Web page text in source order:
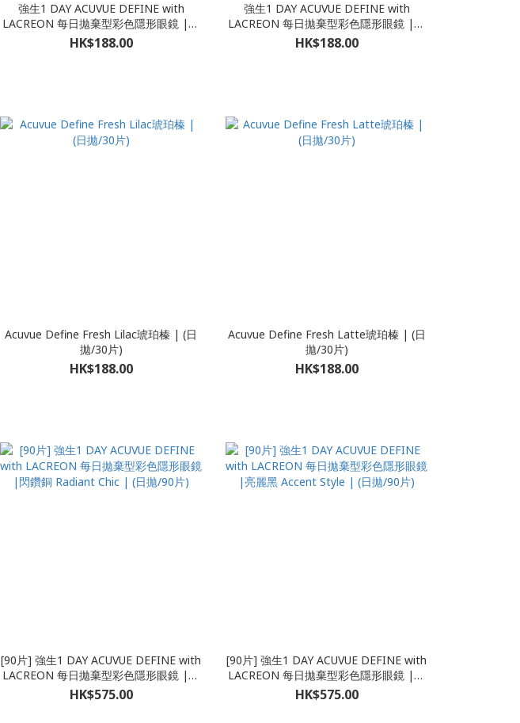
強生1 DAY ACUVUE DEFINE with
LACREON 每日拋棄型彩色隱形眼鏡 |閃
鑽棕 Radiant Sweet | (日拋/30片)
HK$188.00
強生1 DAY ACUVUE DEFINE with
LACREON 每日拋棄型彩色隱形眼鏡 |閃
亮金 NATURAL SHINE | (日拋/30片)
HK$188.00
Acuvue Define Fresh Lilac琥珀榛 | (日
拋/30片)
HK$188.00
Acuvue Define Fresh Latte琥珀榛 | (日
拋/30片)
HK$188.00
[90片] 強生1 DAY ACUVUE DEFINE with
LACREON 每日拋棄型彩色隱形眼鏡 |閃
鑽銅 Radiant Chic | (日拋/90片)
HK$575.00
[90片] 強生1 DAY ACUVUE DEFINE with
LACREON 每日拋棄型彩色隱形眼鏡 |亮
麗黑 Accent Style | (日拋/90片)
HK$575.00